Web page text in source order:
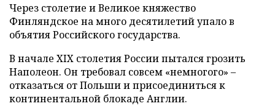
Через столетие и Великое княжество
Финляндское на много десятилетий упало в
объятия Российского государства.
В начале XIX столетия России пытался грозить
Наполеон. Он требовал совсем «немногого» –
отказаться от Польши и присоединиться к
континентальной блокаде Англии.